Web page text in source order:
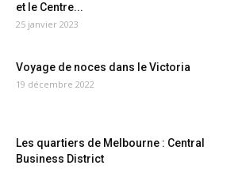
et le Centre...
25 janvier 2023
Voyage de noces dans le Victoria
19 décembre 2022
Les quartiers de Melbourne : Central
Business District